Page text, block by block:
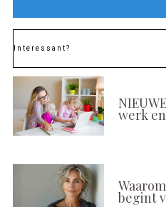
Interessant?
werk
begint